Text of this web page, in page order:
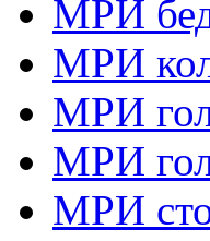
МРИ
МРИ
МРИ
МРИ
МРИ